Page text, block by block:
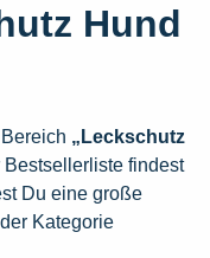
Hund
„Leckschutz
Bestsellerliste findest
Du eine große
Kategorie